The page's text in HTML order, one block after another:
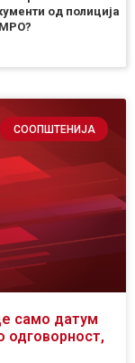
од полиција
СООПШТЕНИЈА
само датум
одговорност,